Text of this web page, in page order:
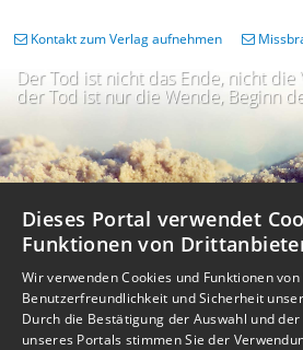
Der Tod ist nicht das Ende, nicht die
der Tod ist nur die Wende, Beginn
Kontakt zum Verlag aufnehmen
Impressum Nutzungsbedingungen
Dieses Portal verwendet
Funktionen von
Wir verwenden Cookies und Funktionen
Benutzerfreundlichkeit und Sicherheit
Durch die Bestätigung der Auswahl und
unseres Portals stimmen Sie der